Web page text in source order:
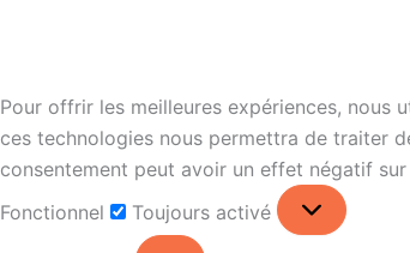
Pour offrir les meilleures expériences, nous
ces technologies nous permettra de traiter
consentement peut avoir un effet négatif
Fonctionnel
Toujours activé